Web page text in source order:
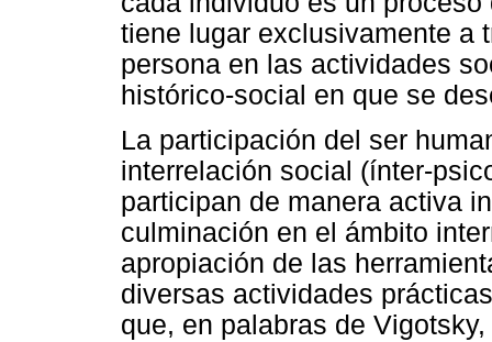
tiene lugar exclusivamente a
persona en las actividades
histórico-social en que se
La participación del ser
interrelación social (ínter-
participan de manera activa
culminación en el ámbito
apropiación de las
diversas actividades
que, en palabras de